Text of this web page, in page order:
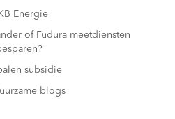
Energie
of Fudura meetdiensten
subsidie
blogs